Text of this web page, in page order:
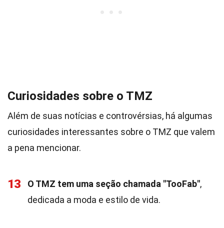
Curiosidades sobre o TMZ
Além de suas notícias e controvérsias, há algumas
curiosidades interessantes sobre o TMZ que valem
a pena mencionar.
13 O TMZ tem uma seção chamada "TooFab",
dedicada a moda e estilo de vida.